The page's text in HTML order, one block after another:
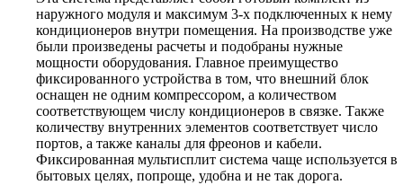
наружного модуля и максимум 3-х подключенных к нему
кондиционеров внутри помещения. На производстве уже
были произведены расчеты и подобраны нужные
мощности оборудования. Главное преимущество
фиксированного устройства в том, что внешний блок
оснащен не одним компрессором, а количеством
соответствующем числу кондиционеров в связке. Также
количеству внутренних элементов соответствует число
портов, а также каналы для фреонов и кабели.
Фиксированная мультисплит система чаще используется в
бытовых целях, попроще, удобна и не так дорога.